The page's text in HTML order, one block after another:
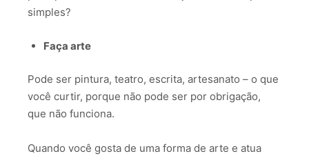
simples?
Faça arte
Pode ser pintura, teatro, escrita, artesanato – o que
você curtir, porque não pode ser por obrigação,
que não funciona.
Quando você gosta de uma forma de arte e atua